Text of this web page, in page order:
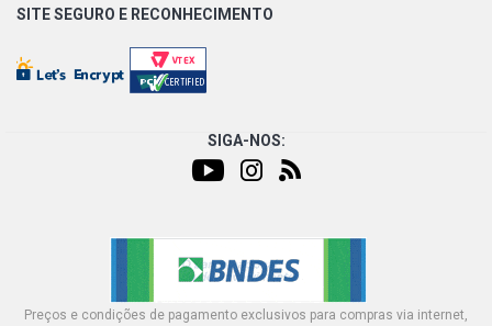
SITE SEGURO E RECONHECIMENTO
SIGA-NOS:
Preços e condições de pagamento exclusivos para compras via internet,